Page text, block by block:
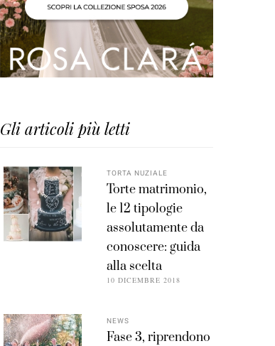
Gli articoli più letti
TORTA NUZIALE
Torte matrimonio,
le 12 tipologie
assolutamente da
conoscere: guida
alla scelta
10 DICEMBRE 2018
NEWS
Fase 3, riprendono